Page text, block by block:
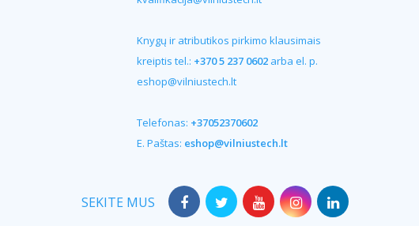
Knygų ir atributikos pirkimo klausimais
kreiptis tel.: +370 5 237 0602 arba el. p.
eshop@vilniustech.lt
Telefonas: +37052370602
E. Paštas: eshop@vilniustech.lt
SEKITE MUS